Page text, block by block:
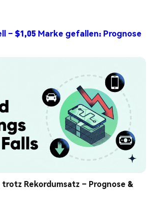
– $1,05 Marke gefallen: Prognose
Rekordumsatz – Prognose &